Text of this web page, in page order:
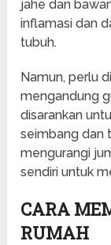
jahe dan
inflamasi dan
tubuh.
Namun, perlu
mengandung
disarankan
seimbang dan
mengurangi
sendiri untuk
CARA
RUMAH